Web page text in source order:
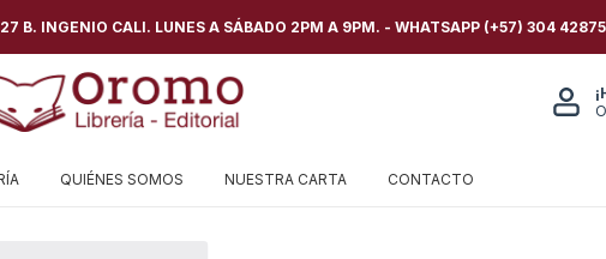
B. INGENIO CALI. LUNES A SÁBADO 2PM A 9PM. - WHATSAPP (+57) 304
QUIÉNES SOMOS NUESTRA CARTA CONTACTO